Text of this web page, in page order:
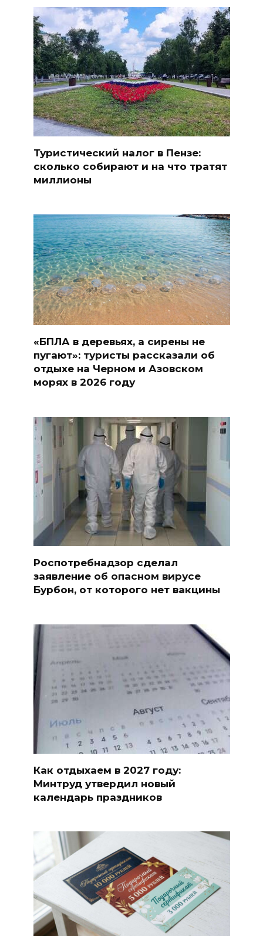
Туристический налог в Пензе:
сколько собирают и на что тратят
миллионы
«БПЛА в деревьях, а сирены не
пугают»: туристы рассказали об
отдыхе на Черном и Азовском
морях в 2026 году
Роспотребнадзор сделал
заявление об опасном вирусе
Бурбон, от которого нет вакцины
Как отдыхаем в 2027 году:
Минтруд утвердил новый
календарь праздников